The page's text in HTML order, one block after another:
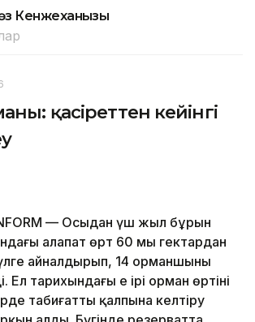
Кенжеханқызы
қасіреттен кейінгі
— Осыдан үш жыл бұрын
алапат өрт 60 мың гектардан
айналдырып, 14 орманшының
Ел тарихындағы ең ірі орман өртінің
табиғатты қалпына келтіру